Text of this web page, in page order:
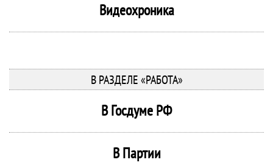
Видеохроника
В РАЗДЕЛЕ «РАБОТА»
В Госдуме РФ
В Партии